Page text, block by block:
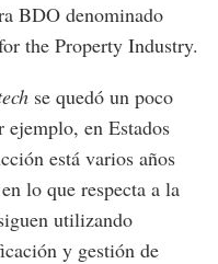
BDO denominado
the Property Industry.
se quedó un poco
ejemplo, en Estados
está varios años
lo que respecta a la
utilizando
y gestión de